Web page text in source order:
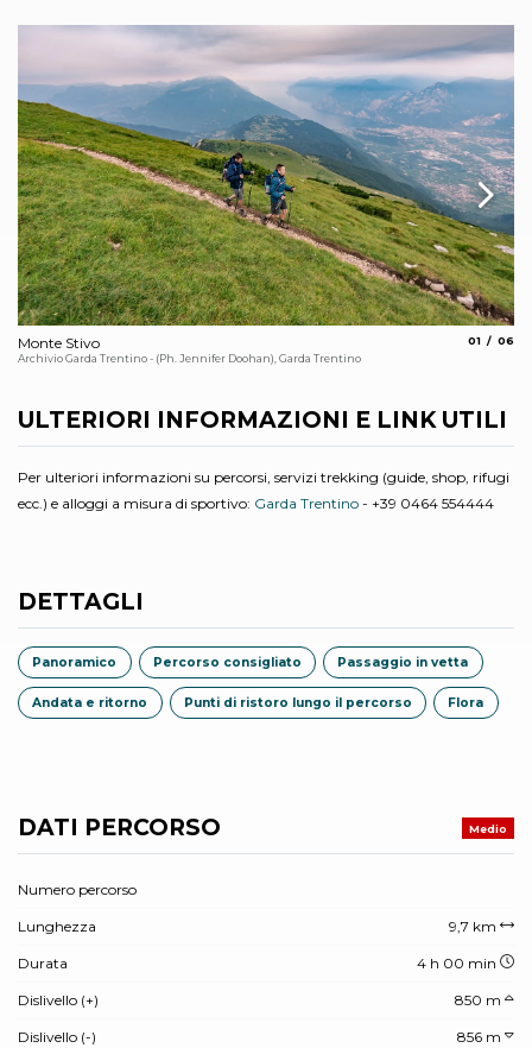
Monte Stivo
Archivio Garda Trentino - (Ph. Jennifer Doohan), Garda Trentino
01 06
ULTERIORI INFORMAZIONI E LINK UTILI
Per ulteriori informazioni su percorsi, servizi trekking (guide, shop, rifugi
ecc.) e alloggi a misura di sportivo: Garda Trentino - +39 0464 554444
DETTAGLI
Panoramico Percorso consigliato Passaggio in vetta
Andata e ritorno Punti di ristoro lungo il percorso Flora
DATI PERCORSO Medio
Numero percorso
Lunghezza 9,7 km
Durata 4 h 00 min
Dislivello (+) 850 m
Dislivello (-) 856 m